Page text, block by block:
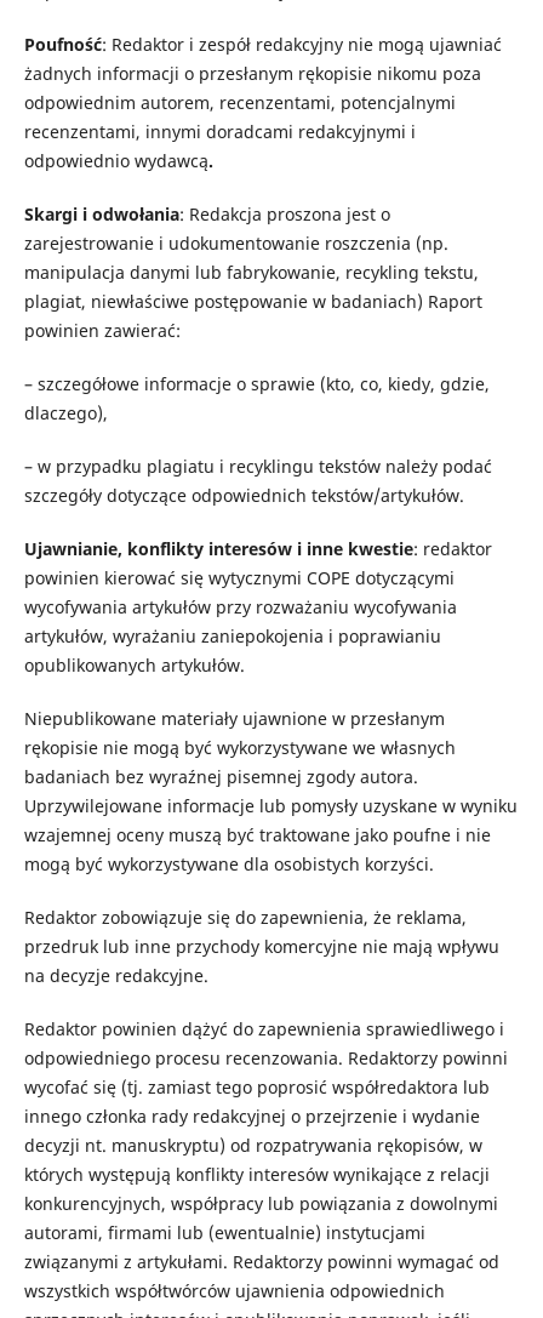
Poufność: Redaktor i zespół redakcyjny nie mogą ujawniać
żadnych informacji o przesłanym rękopisie nikomu poza
odpowiednim autorem, recenzentami, potencjalnymi
recenzentami, innymi doradcami redakcyjnymi i
odpowiednio wydawcą.
Skargi i odwołania: Redakcja proszona jest o
zarejestrowanie i udokumentowanie roszczenia (np.
manipulacja danymi lub fabrykowanie, recykling tekstu,
plagiat, niewłaściwe postępowanie w badaniach) Raport
powinien zawierać:
– szczegółowe informacje o sprawie (kto, co, kiedy, gdzie,
dlaczego),
– w przypadku plagiatu i recyklingu tekstów należy podać
szczegóły dotyczące odpowiednich tekstów/artykułów.
Ujawnianie, konflikty interesów i inne kwestie: redaktor
powinien kierować się wytycznymi COPE dotyczącymi
wycofywania artykułów przy rozważaniu wycofywania
artykułów, wyrażaniu zaniepokojenia i poprawianiu
opublikowanych artykułów.
Niepublikowane materiały ujawnione w przesłanym
rękopisie nie mogą być wykorzystywane we własnych
badaniach bez wyraźnej pisemnej zgody autora.
Uprzywilejowane informacje lub pomysły uzyskane w wyniku
wzajemnej oceny muszą być traktowane jako poufne i nie
mogą być wykorzystywane dla osobistych korzyści.
Redaktor zobowiązuje się do zapewnienia, że ​​reklama,
przedruk lub inne przychody komercyjne nie mają wpływu
na decyzje redakcyjne.
Redaktor powinien dążyć do zapewnienia sprawiedliwego i
odpowiedniego procesu recenzowania. Redaktorzy powinni
wycofać się (tj. zamiast tego poprosić współredaktora lub
innego członka rady redakcyjnej o przejrzenie i wydanie
decyzji nt. manuskryptu) od rozpatrywania rękopisów, w
których występują konflikty interesów wynikające z relacji
konkurencyjnych, współpracy lub powiązania z dowolnymi
autorami, firmami lub (ewentualnie) instytucjami
związanymi z artykułami. Redaktorzy powinni wymagać od
wszystkich współtwórców ujawnienia odpowiednich